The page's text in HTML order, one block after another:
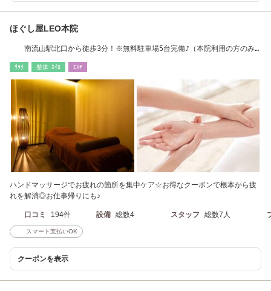
ほぐし屋LEO本院
南流山駅北口から徒歩3分！※無料駐車場5台完備♪（本院利用の方のみ
ﾘﾗｸ 整体･ｶｲﾛ ｴｽﾃ
ハンドマッサージでお疲れの箇所を集中ケア☆お得なクーポンで根本から疲
れを解消◎お仕事帰りにも♪
口コミ 194件 設備 総数4 スタッフ 総数7人
スマート支払いOK
クーポンを表示